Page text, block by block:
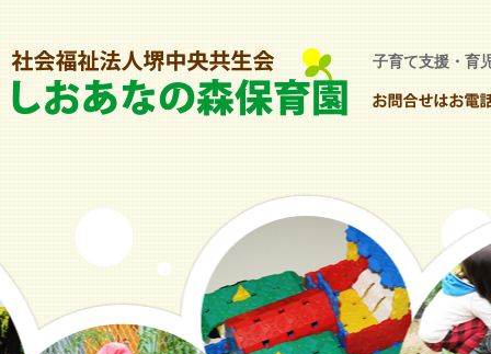
子育て支援・育